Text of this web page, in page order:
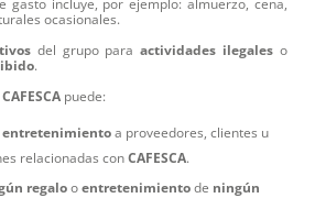
gasto incluye, por ejemplo: almuerzo, cena,
ocasionales.
del grupo paraactividades ilegaleso
.
CAFESCA puede:
entretenimiento a proveedores, clientes u
relacionadas conCAFESCA.
regalo oentretenimiento de ningún